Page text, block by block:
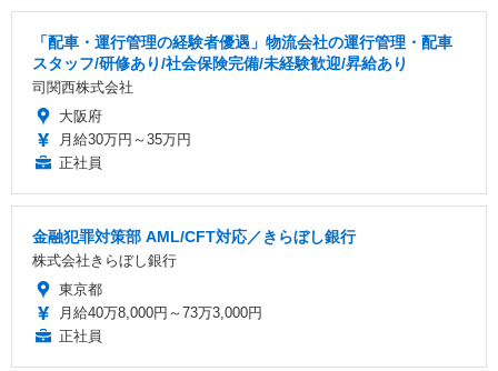
「配車・運行管理の経験者優遇」物流会社の運行管理・配車
スタッフ/研修あり/社会保険完備/未経験歓迎/昇給あり
司関西株式会社
大阪府
月給30万円～35万円
正社員
金融犯罪対策部 AML/CFT対応／きらぼし銀行
株式会社きらぼし銀行
東京都
月給40万8,000円～73万3,000円
正社員